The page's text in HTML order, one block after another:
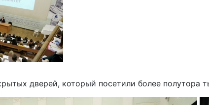
дверей, который посетили более полутора